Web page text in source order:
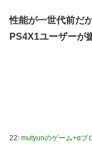
性能が一世代前だ
PS4X1ユーザーが
22: mutyunのゲーム+αブ